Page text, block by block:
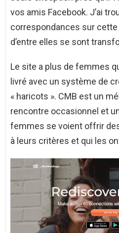
vos amis Facebook. J’ai
correspondances sur
d’entre elles se sont
Le site a plus de femmes
livré avec un système de
« haricots ». CMB est un
rencontre occasionnel et
femmes se voient offrir
à leurs critères et qui les